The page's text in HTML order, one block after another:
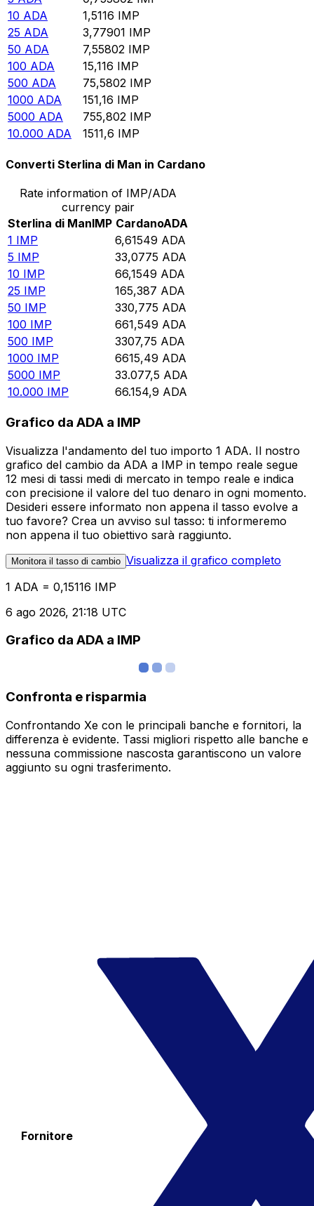
10 ADA 1,5116 IMP
25 ADA 3,77901 IMP
50 ADA 7,55802 IMP
100 ADA 15,116 IMP
500 ADA 75,5802 IMP
1000 ADA 151,16 IMP
5000 ADA 755,802 IMP
10.000 ADA 1511,6 IMP
Converti Sterlina di Man in Cardano
Rate information of IMP/ADA
currency pair
Sterlina di ManIMP CardanoADA
1 IMP 6,61549 ADA
5 IMP 33,0775 ADA
10 IMP 66,1549 ADA
25 IMP 165,387 ADA
50 IMP 330,775 ADA
100 IMP 661,549 ADA
500 IMP 3307,75 ADA
1000 IMP 6615,49 ADA
5000 IMP 33.077,5 ADA
10.000 IMP 66.154,9 ADA
Grafico da ADA a IMP
Visualizza l'andamento del tuo importo 1 ADA. Il nostro
grafico del cambio da ADA a IMP in tempo reale segue
12 mesi di tassi medi di mercato in tempo reale e indica
con precisione il valore del tuo denaro in ogni momento.
Desideri essere informato non appena il tasso evolve a
tuo favore? Crea un avviso sul tasso: ti informeremo
non appena il tuo obiettivo sarà raggiunto.
Monitora il tasso di cambio Visualizza il grafico completo
1 ADA = 0,15116 IMP
6 ago 2026, 21:18 UTC
Grafico da ADA a IMP
Confronta e risparmia
Confrontando Xe con le principali banche e fornitori, la
differenza è evidente. Tassi migliori rispetto alle banche e
nessuna commissione nascosta garantiscono un valore
aggiunto su ogni trasferimento.
Fornitore